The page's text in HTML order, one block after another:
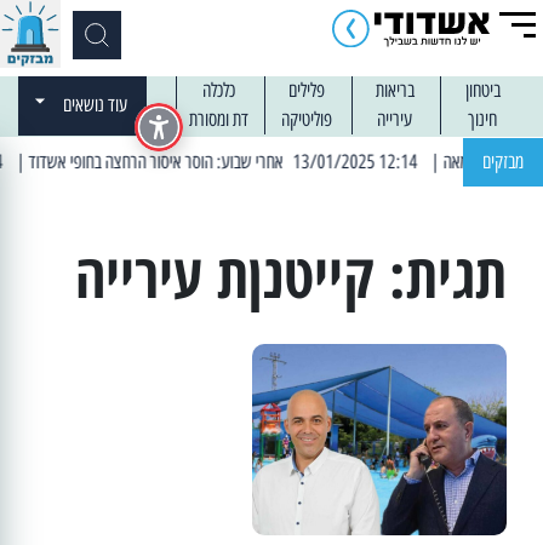
ביטחון בריאות פלילים
כלכלה
חינוך
עירייה פוליטיקה דת ומסורת
עוד נושאים
מבזקים | 12:14 13/01/2025 אחרי שבוע: הוסר איסור הרחצה בחופי אשדוד | 13:04 14/01/2025 עובדים בלילות: עבודות קרצוף וריבוד אספלט
תגית: קייטנןת עירייה